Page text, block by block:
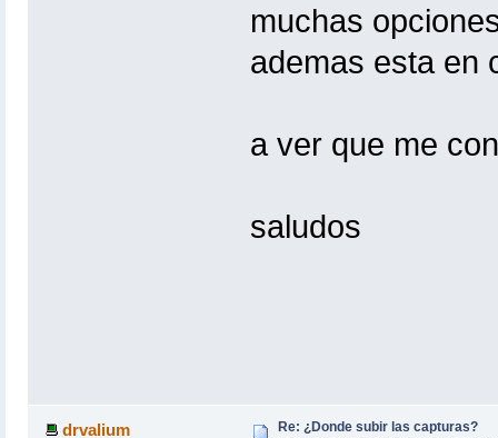
muchas
ademas esta en
a ver que me
saludos
drvalium Re: ¿Donde subir las capturas?